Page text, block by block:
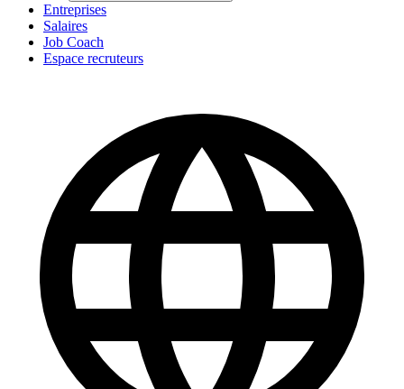
Entreprises
Salaires
Job Coach
Espace recruteurs